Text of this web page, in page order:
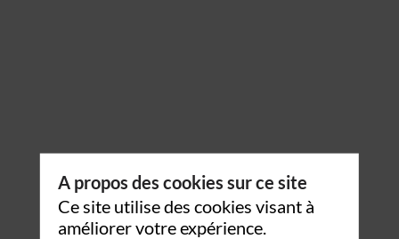
A propos des cookies sur ce site
Ce site utilise des cookies visant à
améliorer votre expérience.